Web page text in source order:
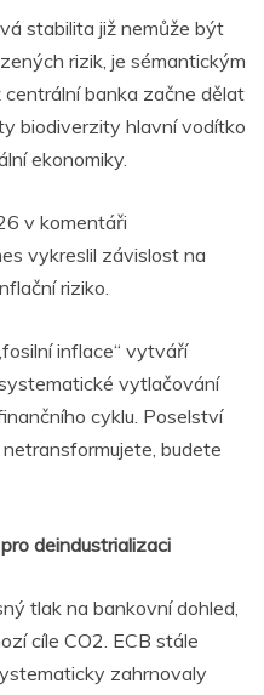
stabilita již nemůže být
rizik, je sémantickým
banka začne dělat
biodiverzity hlavní vodítko
ekonomiky.
v komentáři
vykreslil závislost na
riziko.
inflace“ vytváří
vytlačování
cyklu. Poselství
budete
deindustrializaci
tlak na bankovní dohled,
cíle CO2. ECB stále
zahrnovaly